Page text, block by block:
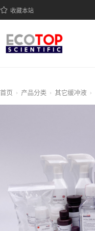
收藏本站
首页 产品分类 其它缓冲液